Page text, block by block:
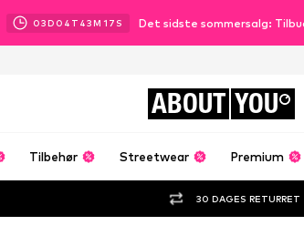
03D 04 T 43M 15 S Det sidste sommersalg:
ABOUT YOU
Tilbehør Streetwear Premium
30 DAGES RETURRET